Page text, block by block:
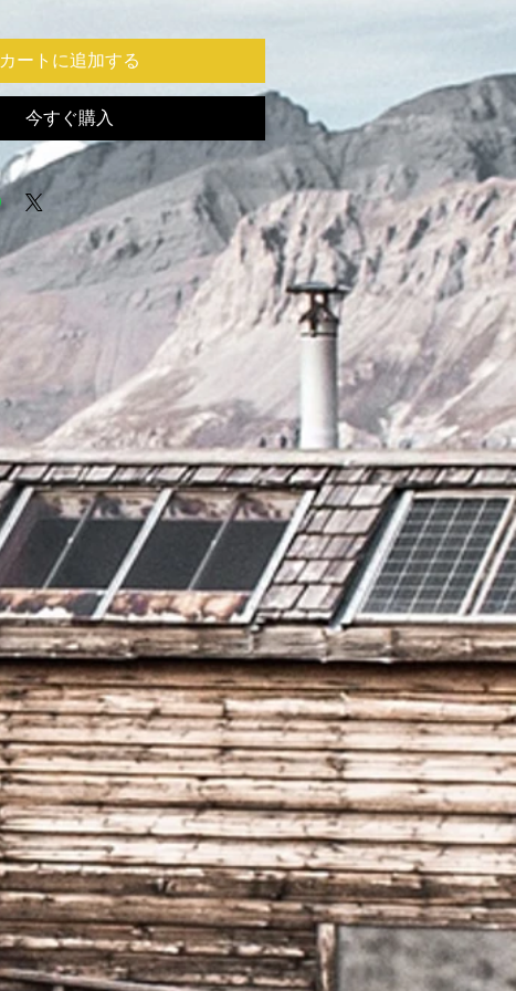
カートに追加する
今すぐ購入